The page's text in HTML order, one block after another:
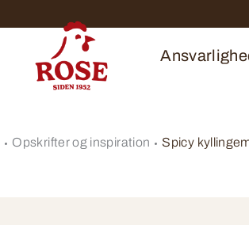
Opskrifter og inspiration Spicy